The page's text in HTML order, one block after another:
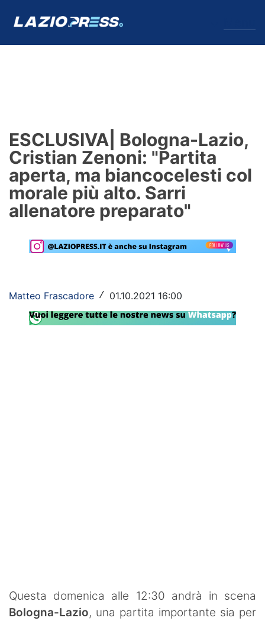
Formello
Infortuni
Primavera
Lazio Women
Social
ESCLUSIVA| Bologna-Lazio,
Cristian Zenoni: "Partita
aperta, ma biancocelesti col
morale più alto. Sarri
allenatore preparato"
Matteo Frascadore / 01.10.2021 16:00
Questa domenica alle 12:30 andrà in scena
Bologna-Lazio, una partita importante sia per